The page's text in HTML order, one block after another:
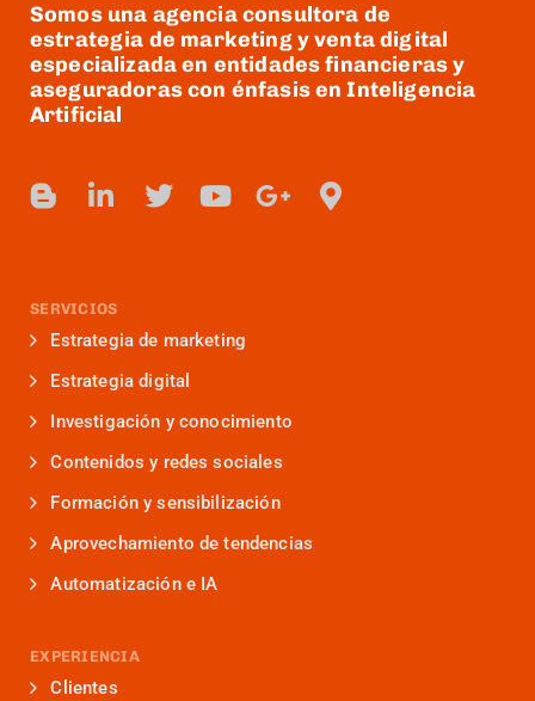
Somos una agencia consultora de
estrategia de marketing y venta digital
especializada en entidades financieras y
aseguradoras con énfasis en Inteligencia
Artificial
SERVICIOS
Estrategia de marketing
Estrategia digital
Investigación y conocimiento
Contenidos y redes sociales
Formación y sensibilización
Aprovechamiento de tendencias
Automatización e IA
EXPERIENCIA
Clientes